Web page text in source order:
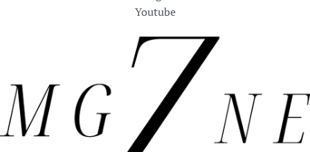
Youtube